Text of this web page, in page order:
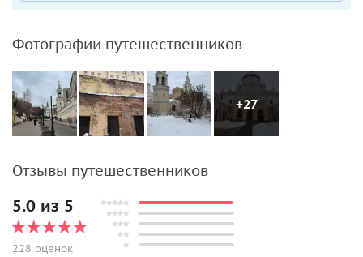
Фотографии путешественников
+27
Отзывы путешественников
5.0 из 5
228 оценок